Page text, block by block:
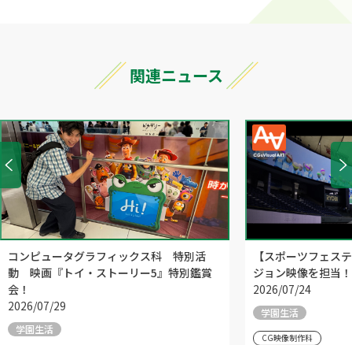
関連ニュース
コンピュータグラフィックス科 特別活
動 映画『トイ・ストーリー5』特別鑑賞
会！
2026/07/29
学園生活
【スポーツフェス
ジョン映像を担当！
2026/07/24
学園生活
CG映像制作科